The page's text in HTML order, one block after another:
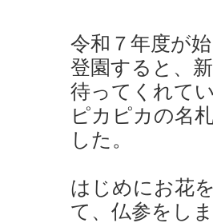
令和７年度が
登園すると、
待ってくれて
ピカピカの名
した。
はじめにお花
て、仏参をし